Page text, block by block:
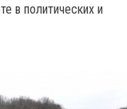
в политических и